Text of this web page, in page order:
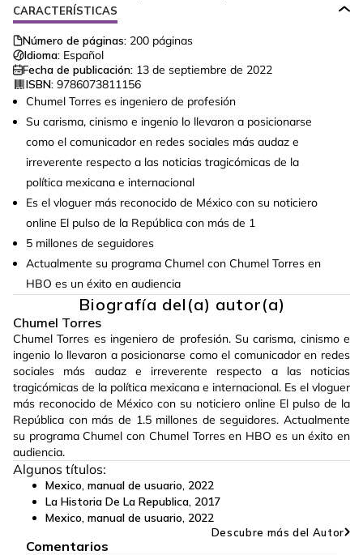
CARACTERÍSTICAS
Número de páginas: 200 páginas
Idioma: Español
Fecha de publicación: 13 de septiembre de 2022
ISBN: 9786073811156
Chumel Torres es ingeniero de profesión
Su carisma, cinismo e ingenio lo llevaron a posicionarse
como el comunicador en redes sociales más audaz e
irreverente respecto a las noticias tragicómicas de la
política mexicana e internacional
Es el vloguer más reconocido de México con su noticiero
online El pulso de la República con más de 1
5 millones de seguidores
Actualmente su programa Chumel con Chumel Torres en
HBO es un éxito en audiencia
Biografía del(a) autor(a)
Chumel Torres
Chumel Torres es ingeniero de profesión. Su carisma, cinismo e
ingenio lo llevaron a posicionarse como el comunicador en redes
sociales más audaz e irreverente respecto a las noticias
tragicómicas de la política mexicana e internacional. Es el vloguer
más reconocido de México con su noticiero online El pulso de la
República con más de 1.5 millones de seguidores. Actualmente
su programa Chumel con Chumel Torres en HBO es un éxito en
audiencia.
Algunos títulos:
Mexico, manual de usuario, 2022
La Historia De La Republica, 2017
Mexico, manual de usuario, 2022
Descubre más del Autor
Comentarios